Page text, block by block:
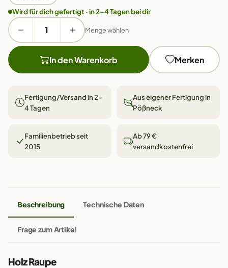
Wird für dich gefertigt · in 2–4 Tagen bei dir
Menge wählen
In den Warenkorb Merken
Fertigung/Versand in 2–
4 Tagen
Aus eigener Fertigung in
Pößneck
Familienbetrieb seit
2015
Ab 79 €
versandkostenfrei
Beschreibung Technische Daten
Frage zum Artikel
Holz Raupe